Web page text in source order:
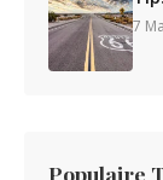
7
Populaire